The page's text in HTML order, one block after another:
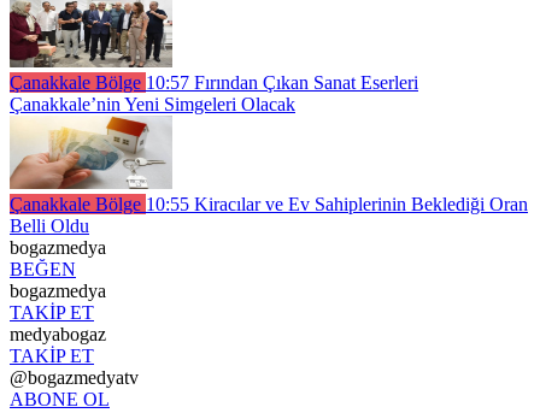
Çanakkale Bölge 10:57 Fırından Çıkan Sanat Eserleri
Çanakkale’nin Yeni Simgeleri Olacak
Çanakkale Bölge 10:55 Kiracılar ve Ev Sahiplerinin Beklediği Oran
Belli Oldu
bogazmedya
BEĞEN
bogazmedya
TAKİP ET
medyabogaz
TAKİP ET
@bogazmedyatv
ABONE OL